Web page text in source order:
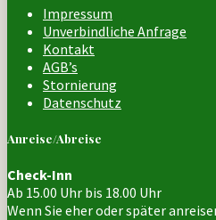
Impressum
Unverbindliche Anfrage
Kontakt
AGB’s
Stornierung
Datenschutz
Anreise/Abreise
Check-Inn
Ab 15.00 Uhr bis 18.00 Uhr
Wenn Sie eher oder später